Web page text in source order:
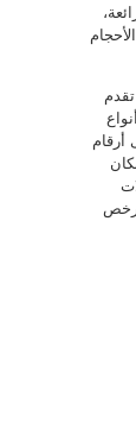
أرقام